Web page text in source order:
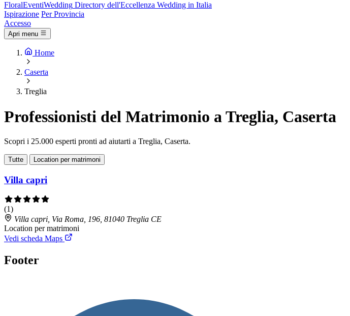
FloralEventiWedding Directory dell'Eccellenza Wedding in Italia
Ispirazione Per Provincia
Accesso
Apri menu
Home
Caserta
Treglia
Professionisti del Matrimonio a Treglia, Caserta
Scopri i 25.000 esperti pronti ad aiutarti a Treglia, Caserta.
Tutte Location per matrimoni
Villa capri
(1)
Villa capri, Via Roma, 196, 81040 Treglia CE
Location per matrimoni
Vedi scheda Maps
Footer